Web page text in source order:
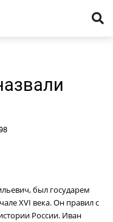
был государем
XVI века. Он правил с
России. Иван